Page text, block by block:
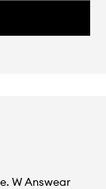
W Answear